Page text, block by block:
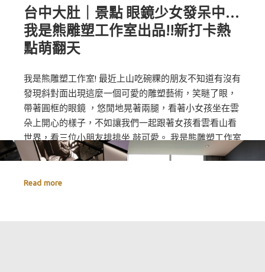
台中大肚｜景點 眼鏡少女發呆中…
我是熊雕塑工作室出品!!新打卡熱
點萌翻天
我是熊雕塑工作室! 最近上山吃碗粿的朋友不知道有沒有
發現斜對面出現這麼一個可愛的雕塑藝術，笑瞇了眼，
帶著圓框的眼鏡 ，悠閒地晃著兩腿，看著小女孩坐在雲
朵上開心的樣子，不如讓我們一起跟著女孩看雲看山看
世界，看三位小朋友排排坐 敲可愛。 我是熊雕塑工作室
揭密-藝術家的工作室 夯燒新景點－大肚山景點 我…
Read more